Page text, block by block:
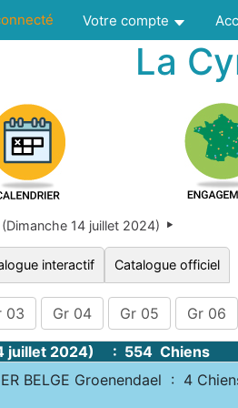
Votre compte
La
(Dimanche 14 juillet 2024)
interactif Catalogue officiel
03 Gr 04 Gr 05 Gr 06
juillet 2024) : 554 Chiens
BELGE Groenendael : 4